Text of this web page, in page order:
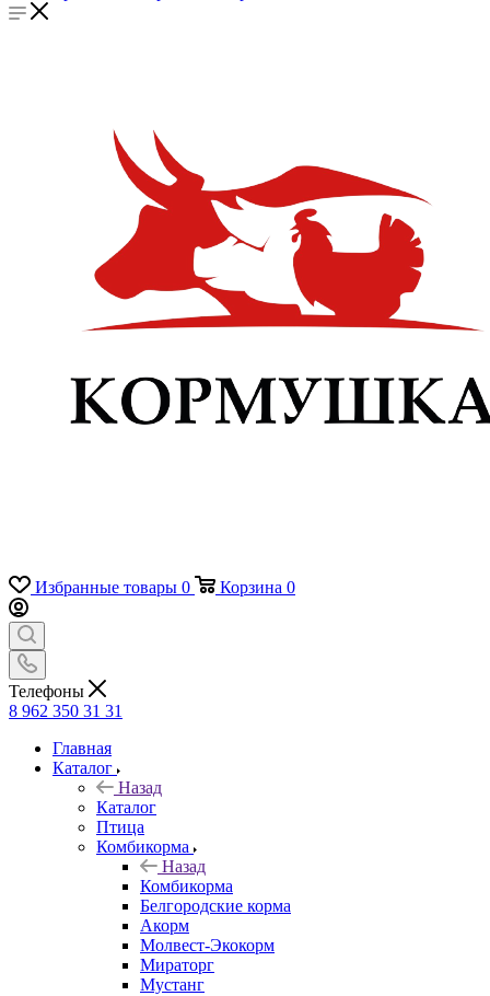
Избранные товары 0 Корзина 0
Телефоны
8 962 350 31 31
Главная
Каталог
Назад
Каталог
Птица
Комбикорма
Назад
Комбикорма
Белгородские корма
Акорм
Молвест-Экокорм
Мираторг
Мустанг